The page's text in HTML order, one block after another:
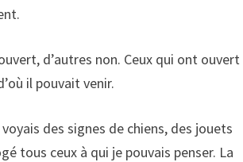
d’autres non. Ceux qui ont ouvert
il pouvait venir.
des signes de chiens, des jouets
tous ceux à qui je pouvais penser. La